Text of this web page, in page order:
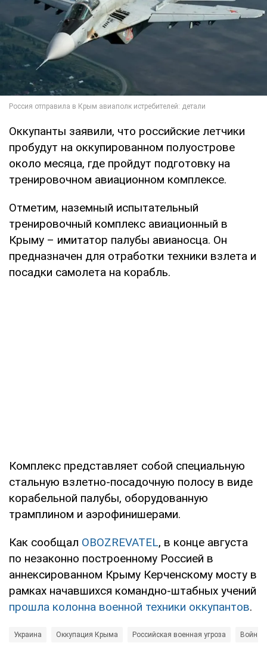
Оккупанты заявили, что российские летчики
пробудут на оккупированном полуострове
около месяца, где пройдут подготовку на
тренировочном авиационном комплексе.
Отметим, наземный испытательный
тренировочный комплекс авиационный в
Крыму – имитатор палубы авианосца. Он
предназначен для отработки техники взлета и
посадки самолета на корабль.
Комплекс представляет собой специальную
стальную взлетно-посадочную полосу в виде
корабельной палубы, оборудованную
трамплином и аэрофинишерами.
Как сообщал OBOZREVATEL, в конце августа
по незаконно построенному Россией в
аннексированном Крыму Керченскому мосту в
рамках начавшихся командно-штабных учений
прошла колонна военной техники оккупантов.
Украина Оккупация Крыма Российская военная угроза Война